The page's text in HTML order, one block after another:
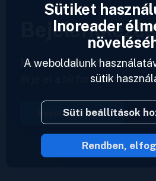
Bejelentkezés
Már van fiókja? Adjon
érje el a hírforrásait
Bejelentkezés
2023 ©
Sütiket
Inoreader
A weboldalunk
sütik
Süti beállítások
Rendben,